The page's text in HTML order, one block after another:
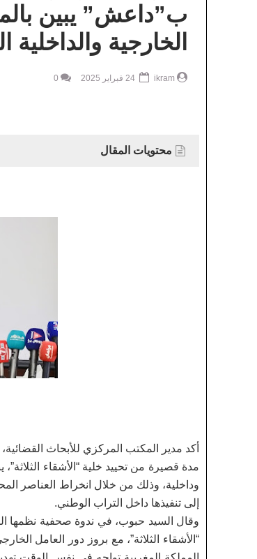
ب”داعش” يبين
الخارجية
ikram
0
محتويات المقال
أكد مدير المكتب المركزي للأبحاث
مدة قصيرة من تحييد خلية “الأشقاء
وداخلية، وذلك من خلال انخراط العناصر
إلى تنفيذها داخل التراب الوطني.
وقال السيد حبوب، في ندوة صحفية نظمها
“الأشقاء الثلاثة”، مع بروز دور العامل